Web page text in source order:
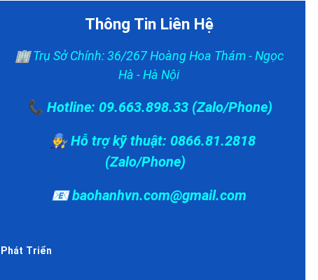
Thông Tin Liên Hệ
🏢 Trụ Sở Chính: 36/267 Hoàng Hoa Thám - Ngọc
Hà - Hà Nội
📞 Hotline: 09.663.898.33 (Zalo/Phone)
👨‍🔧 Hỗ trợ kỹ thuật: 0866.81.2818
(Zalo/Phone)
📧 baohanhvn.com@gmail.com
Phát Triển